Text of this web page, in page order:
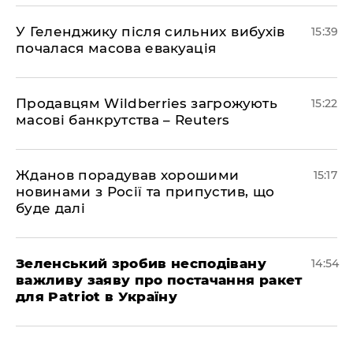
У Геленджику після сильних вибухів
почалася масова евакуація
15:39
Продавцям Wildberries загрожують
масові банкрутства – Reuters
15:22
Жданов порадував хорошими
новинами з Росії та припустив, що
буде далі
15:17
Зеленський зробив несподівану
важливу заяву про постачання ракет
для Patriot в Україну
14:54